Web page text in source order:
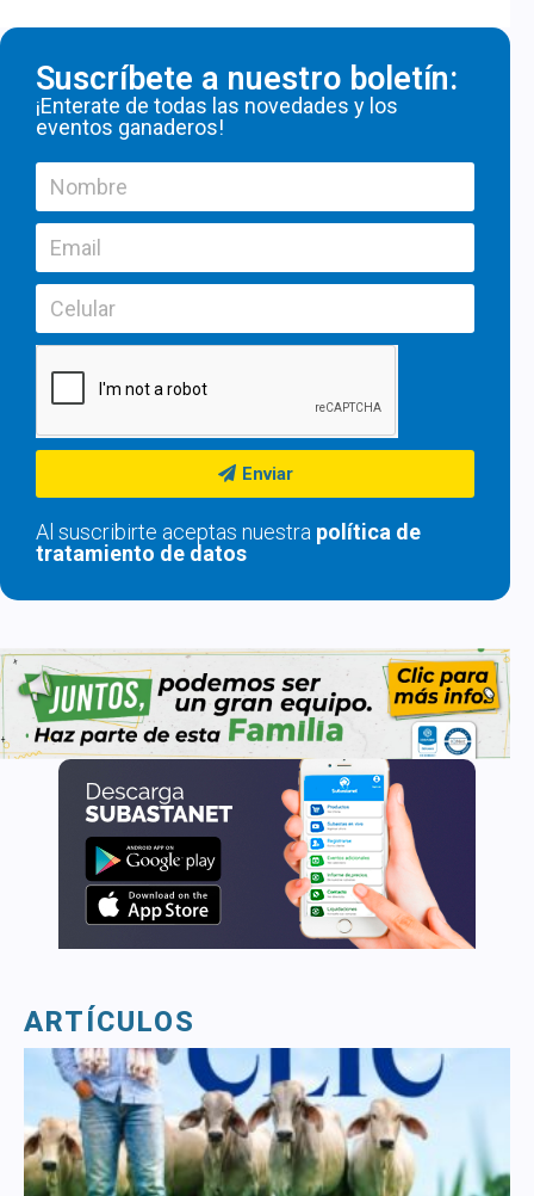
Suscríbete a nuestro boletín:
¡Enterate de todas las novedades y los
eventos ganaderos!
Enviar
Al suscribirte aceptas nuestra política de
tratamiento de datos
ARTÍCULOS